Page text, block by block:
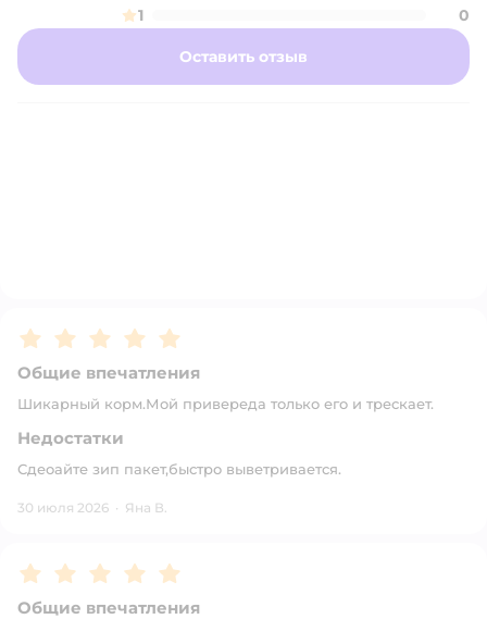
1
0
Оставить отзыв
Рейтинг:5
Общие впечатления
Шикарный корм.Мой привереда только его и трескает.
Недостатки
Сдеоайте зип пакет,быстро выветривается.
30 июля 2026 · Яна В.
Рейтинг:5
Общие впечатления